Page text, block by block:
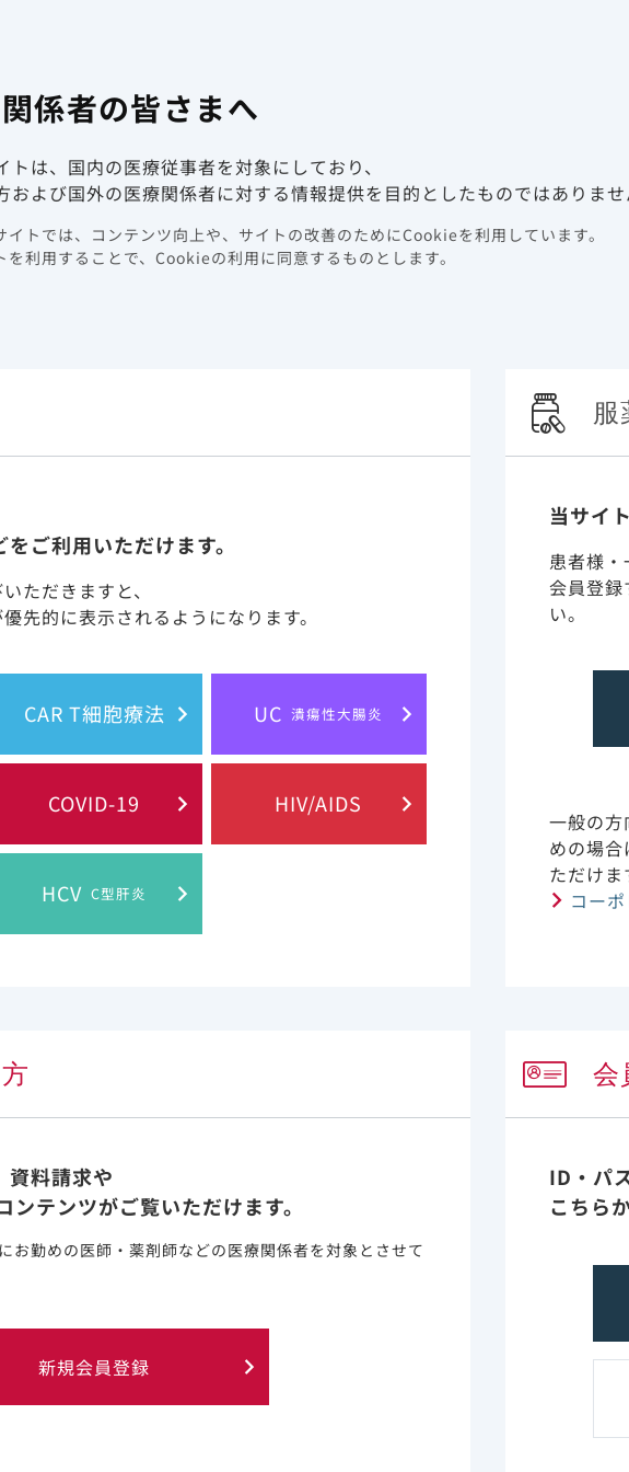
情報 動画ライブラリ
療サポート資材
ト資材
ご用意し
PDF
イエスカルタ治療を受けた患者さんを診療する先
施設で診療する先生方向けに、長期フォロー
していま
PDF
族向けに、高額療養費制度などの医療費の負
担を軽くする制度について紹介しています。
係者の皆さまへ
トは、国内の医療従事者を対象にしており、
および国外の医療関係者に対する情報提供を目的としたものではありませ
イトでは、コンテンツ向上や、サイトの改善のためにCookieを利用しています。
を利用することで、Cookieの利用に同意するものとします。
ご利用いただけます。
ただきますと、
先的に表示されるようになります。
CAR T細胞療法 UC 潰瘍性大腸炎
COVID-19 HIV/AIDS
HCV C型肝炎
服
当サイ
患者様
会員登録
い。
一般の
めの場
ただけま
コー
資料請求や
テンツがご覧いただけます。
お勤めの医師・薬剤師などの医療関係者を対象とさせて
新規会員登録
会
ID・パ
こちら